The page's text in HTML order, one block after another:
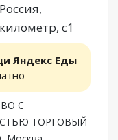
с1
Яндекс Еды
С
ТОРГОВЫЙ